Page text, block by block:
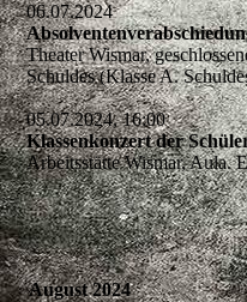
06.07.2024
Theater Wismar,
Schuldes (Klasse A.
05.07.2024, 16:00
Klassenkonzert der
Arbeitsstätte Wismar,
August 2024